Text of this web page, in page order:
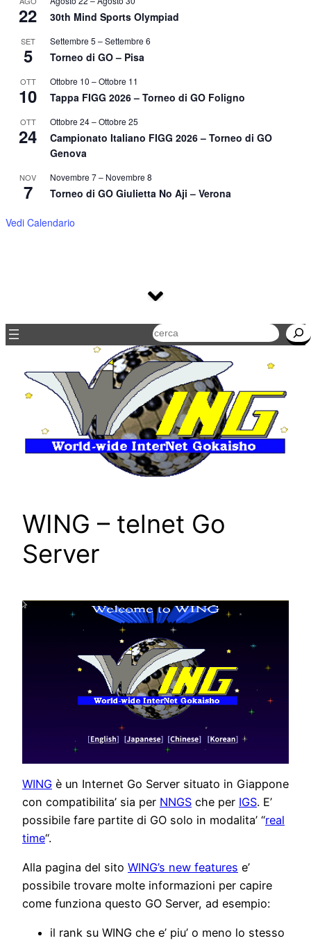
22 30th Mind Sports Olympiad
SET
5
Settembre 5 –Settembre 6
Torneo di GO – Pisa
OTT
10
Ottobre 10 –Ottobre 11
Tappa FIGG 2026 – Torneo di GO Foligno
OTT
24
Ottobre 24–Ottobre 25
Campionato Italiano FIGG 2026 – Torneo di GO
Genova
NOV
7
Novembre 7– Novembre 8
Torneo di GO Giulietta No Aji – Verona
Vedi Calendario
Cerca
WING – telnet Go
Server
WING è un Internet Go Server situato in Giappone
con compatibilita’ sia per NNGS che per IGS. E’
possibile fare partite di GO solo in modalita’ “real
time“.
Alla pagina del sito WING’s new features e’
possibile trovare molte informazioni per capire
come funziona questo GO Server, ad esempio:
il rank su WING che e’ piu’ o meno lo stesso